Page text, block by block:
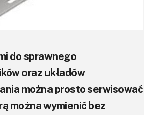
do sprawnego
oraz układów
można prosto serwisować
można wymienić bez